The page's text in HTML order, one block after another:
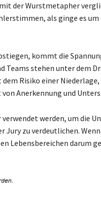
der Wurstmetapher
als ginge es um
kommt die
Teams stehen unter dem
Risiko einer
Anerkennung und
werden, um die
Jury zu verdeutlichen.
Lebensbereichen darum